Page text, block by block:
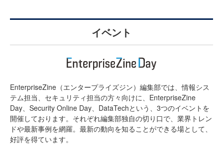
イベント
EnterpriseZine（エンタープライズジン）編集部では、情報シス
テム担当、セキュリティ担当の方々向けに、EnterpriseZine
Day、Security Online Day、DataTechという、3つのイベントを
開催しております。それぞれ編集部独自の切り口で、業界トレン
ドや最新事例を網羅。最新の動向を知ることができる場として、
好評を得ています。